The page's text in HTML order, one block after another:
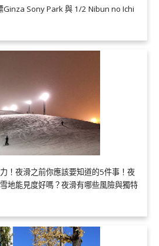
Ginza Sony Park 與 1/2 Nibun no Ichi
！夜滑之前你應該要知道的5件事！夜
地能見度好嗎？夜滑有哪些風險與獨特